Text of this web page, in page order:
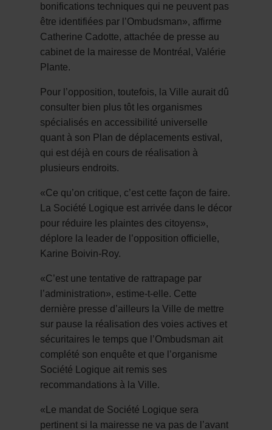
bonifications techniques qui ne peuvent pas
être identifiées par l’Ombudsman», affirme
Catherine Cadotte, attachée de presse au
cabinet de la mairesse de Montréal, Valérie
Plante.
Pour l’opposition, toutefois, la Ville aurait dû
consulter bien plus tôt les organismes
spécialisés en accessibilité universelle
quant à son Plan de déplacements estival,
qui est déjà en cours de réalisation à
plusieurs endroits.
«Ce qu’on critique, c’est cette façon de faire.
La Société Logique est arrivée dans le décor
pour réduire les plaintes des citoyens»,
déplore la leader de l’opposition officielle,
Karine Boivin-Roy.
«C’est une tentative de rattrapage par
l’administration», estime-t-elle. Cette
dernière presse d’ailleurs la Ville de mettre
sur pause la réalisation des voies actives et
sécuritaires le temps que l’Ombudsman ait
complété son enquête et que l’organisme
Société Logique ait remis ses
recommandations à la Ville.
«Le mandat de Société Logique sera
pertinent si la mairesse ne va pas de l’avant